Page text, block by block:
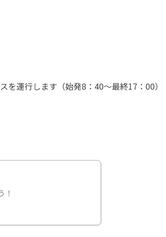
運行します（始発8：40～最終17：00）
！